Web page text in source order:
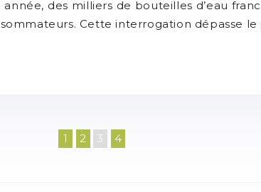
des milliers de bouteilles d’eau
Cette interrogation dépasse
1 2 3 4